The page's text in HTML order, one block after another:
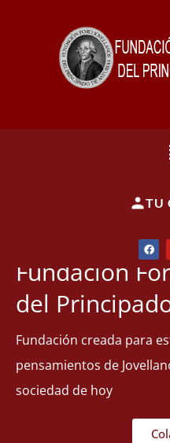
TU
Fundación
del
Fundación creada para
pensamientos de
sociedad de hoy